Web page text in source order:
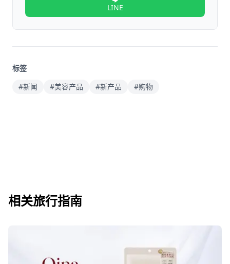
LINE
标签
#新闻
#美容产品 #新产品 #购物
相关旅行指南